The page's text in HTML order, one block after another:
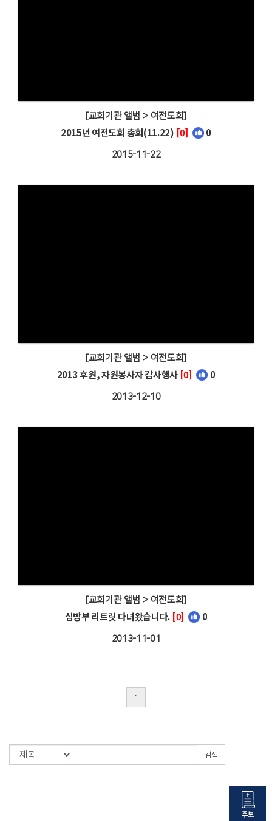
[교회기관 앨범 > 여전도회]
2015년 여전도회 총회(11.22) [0] 0
2015-11-22
[교회기관 앨범 > 여전도회]
2013 후원, 자원봉사자 감사행사 [0] 0
2013-12-10
[교회기관 앨범 > 여전도회]
심방부 리트릿 다녀왔습니다. [0] 0
2013-11-01
1
검색